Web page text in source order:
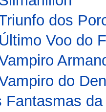
dos
Voo do
do
Fantasmas